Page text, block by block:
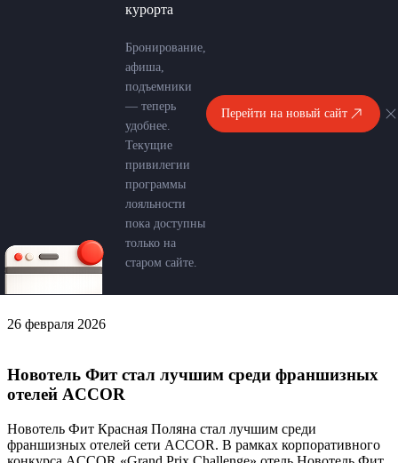
курорта
Бронирование,
афиша,
подъемники
— теперь
удобнее.
Текущие
привилегии
программы
лояльности
пока доступны
только на
старом сайте.
Перейти на новый сайт
26 февраля 2026
Новотель Фит стал лучшим среди франшизных
отелей ACCOR
Новотель Фит Красная Поляна стал лучшим среди
франшизных отелей сети ACCOR. В рамках корпоративного